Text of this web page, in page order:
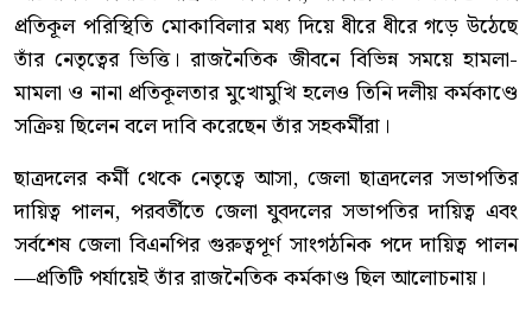
প্রতিকূল পরিস্থিতি মোকাবিলার মধ্য দিয়ে ধীরে ধীরে গড়ে উঠেছে
তাঁর নেতৃত্বের ভিত্তি। রাজনৈতিক জীবনে বিভিন্ন সময়ে হামলা-
মামলা ও নানা প্রতিকূলতার মুখোমুখি হলেও তিনি দলীয় কর্মকাণ্ডে
সক্রিয় ছিলেন বলে দাবি করেছেন তাঁর সহকর্মীরা।
ছাত্রদলের কর্মী থেকে নেতৃত্বে আসা, জেলা ছাত্রদলের সভাপতির
দায়িত্ব পালন, পরবর্তীতে জেলা যুবদলের সভাপতির দায়িত্ব এবং
সর্বশেষ জেলা বিএনপির গুরুত্বপূর্ণ সাংগঠনিক পদে দায়িত্ব পালন
—প্রতিটি পর্যায়েই তাঁর রাজনৈতিক কর্মকাণ্ড ছিল আলোচনায়।